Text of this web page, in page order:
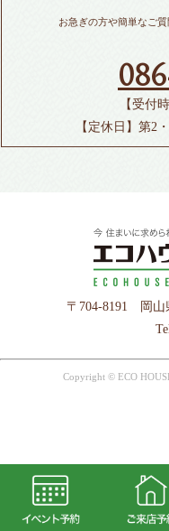
お急ぎの方や簡単なご
【受付
【定休日】第2
〒704-8191 岡
Copyright © ECO